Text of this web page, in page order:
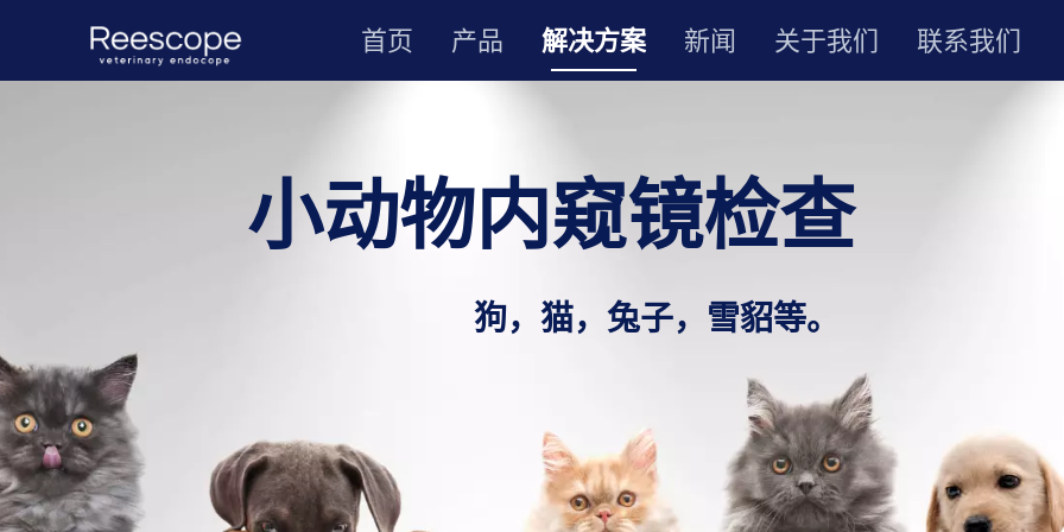
首页 产品 解决方案 新闻 关于我们 联系我们
小动物内窥镜检查
狗，猫，兔子，雪貂等。